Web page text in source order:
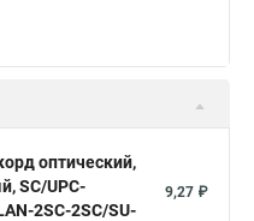
оптический,
SC/UPC-
2SC-2SC/SU-
9,27 ₽